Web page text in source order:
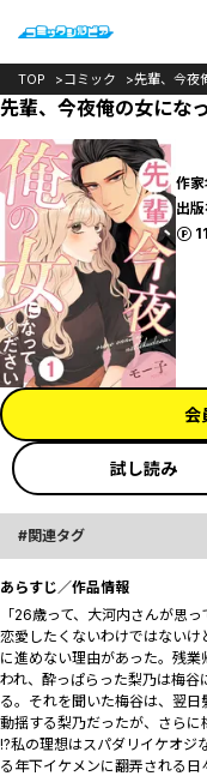
TOP コミック 先輩、今夜
先輩、今夜俺の女にな
作家
出版
ポイント
会
試し読み
関連タグ
あらすじ／作品情報
「――26歳って、大河内さんが
恋愛したくないわけではないけ
に進めない理由があった。残
われ、酔っぱらった梨乃は梅
る。それを聞いた梅谷は、翌
動揺する梨乃だったが、さら
――!?私の理想はスパダリイケオ
る年下イケメンに翻弄される日